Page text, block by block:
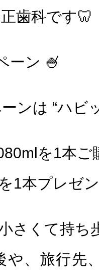
歯科です🦷
ーン 🍧
ンは “ハビ
を1本ご
1本プレゼ
さくて持ち
や、旅行先